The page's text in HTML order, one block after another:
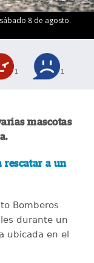
8 de agosto.
1 1
mascotas
rescatar a un
Bomberos
durante un
ubicada en el